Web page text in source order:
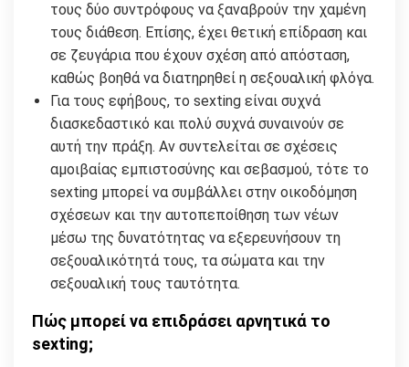
τους δύο συντρόφους να ξαναβρούν την χαμένη
τους διάθεση. Επίσης, έχει θετική επίδραση και
σε ζευγάρια που έχουν σχέση από απόσταση,
καθώς βοηθά να διατηρηθεί η σεξουαλική φλόγα.
Για τους εφήβους, το sexting είναι συχνά
διασκεδαστικό και πολύ συχνά συναινούν σε
αυτή την πράξη. Αν συντελείται σε σχέσεις
αμοιβαίας εμπιστοσύνης και σεβασμού, τότε το
sexting μπορεί να συμβάλλει στην οικοδόμηση
σχέσεων και την αυτοπεποίθηση των νέων
μέσω της δυνατότητας να εξερευνήσουν τη
σεξουαλικότητά τους, τα σώματα και την
σεξουαλική τους ταυτότητα.
Πώς μπορεί να επιδράσει αρνητικά το
sexting;